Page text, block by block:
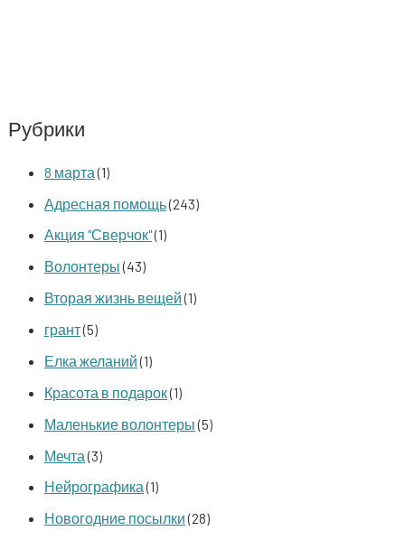
Рубрики
8 марта(1)
Адресная помощь(243)
Акция "Сверчок"(1)
Волонтеры(43)
Вторая жизнь вещей(1)
грант(5)
Елка желаний(1)
Красота в подарок(1)
Маленькие волонтеры(5)
Мечта(3)
Нейрографика(1)
Новогодние посылки(28)